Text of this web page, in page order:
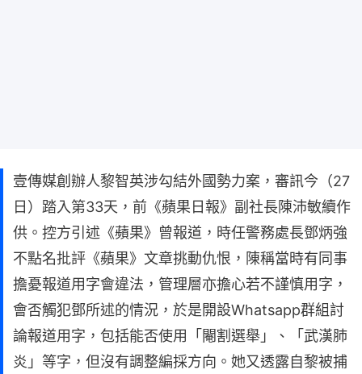
壹傳媒創辦人黎智英涉勾結外國勢力案，審訊今（27
日）踏入第33天，前《蘋果日報》副社長陳沛敏續作
供。控方引述《蘋果》曾報道，時任警務處長鄧炳強
不點名批評《蘋果》文章挑動仇恨，陳稱當時有同事
擔憂報道用字會違法，管理層亦擔心若不謹慎用字，
會否觸犯鄧所述的情況，於是開設Whatsapp群組討
論報道用字，包括能否使用「閹割選舉」、「武漢肺
炎」等字，但沒有調整編採方向。她又透露自黎被捕